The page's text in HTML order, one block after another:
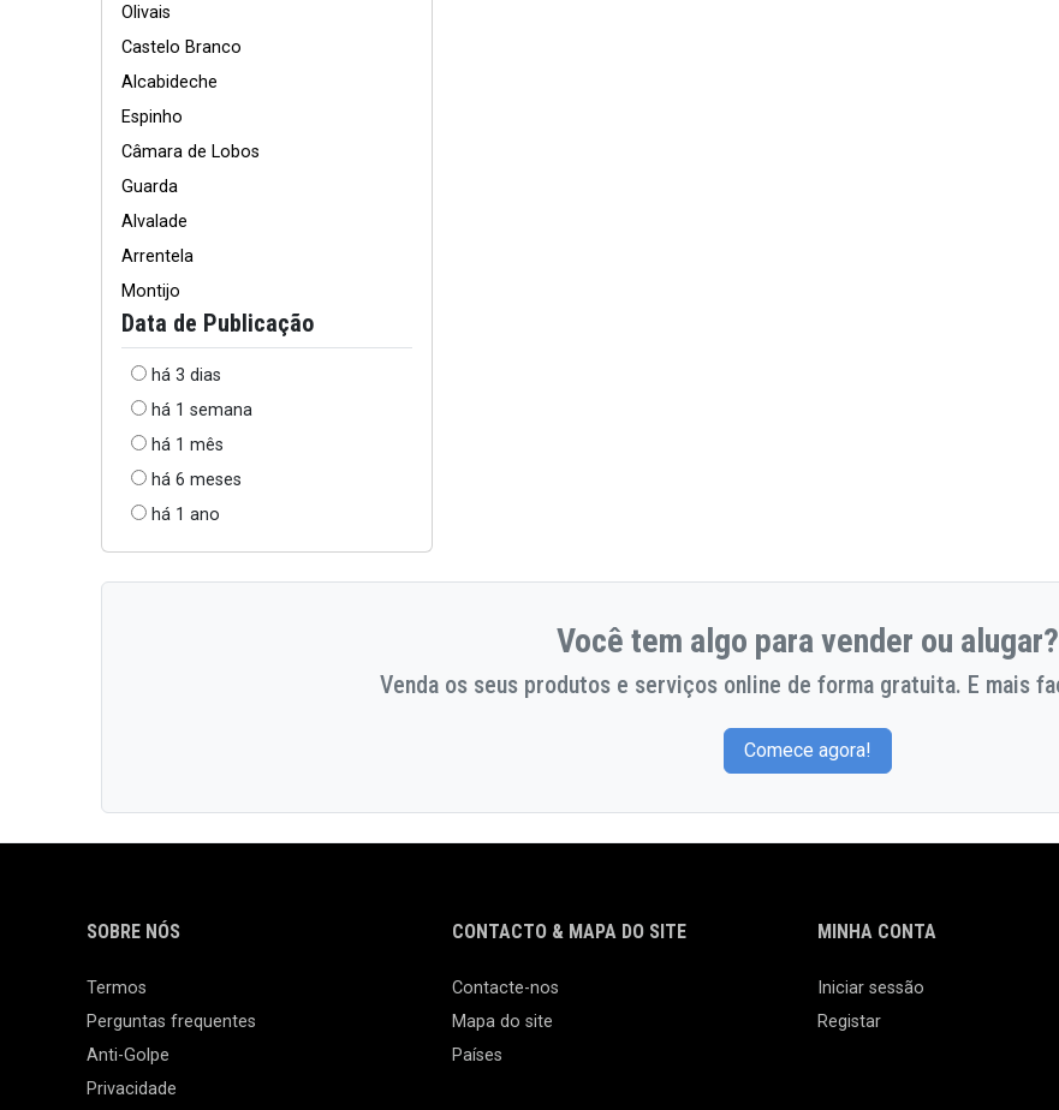
Olivais
Castelo Branco
Alcabideche
Espinho
Câmara de Lobos
Guarda
Alvalade
Arrentela
Montijo
Data de Publicação
há 3 dias
há 1 semana
há 1 mês
há 6 meses
há 1 ano
Você tem algo para vender ou alugar?
Venda os seus produtos e serviços online de forma gratuita. E mais
Comece agora!
SOBRE NÓS
Termos
Perguntas frequentes
Anti-Golpe
Privacidade
CONTACTO & MAPA DO SITE
Contacte-nos
Mapa do site
Países
MINHA CONTA
Iniciar sessão
Registar